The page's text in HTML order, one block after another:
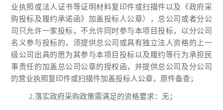
业执照或法人证书等证明材料复印件或扫描件以及《政府采
购投标及履约承诺函》加盖投标人公章），总公司或者分公
司只允许一家投标，不允许同时参与本项目投标，以分公司
名义参与投标的，须提供总公司或具有独立法人资格的上一
级公司出具的愿为其参与本项目投标以及履约等行为承担民
事责任的加盖总公司公章的授权函，并提供总公司及分公司
的营业执照复印件或扫描件加盖投标人公章，原件备查；
2.落实政府采购政策需满足的资格要求：无；